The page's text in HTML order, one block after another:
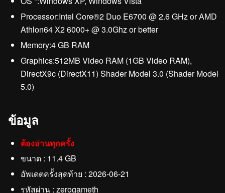
Processor:Intel Core®2 Duo E6700 @ 2.6 GHz or AMD
Athlon64 X2 6000+ @ 3.0Ghz or better
Memory:4 GB RAM
Graphics:512MB Video RAM (1GB Video RAM),
DirectX9c (DirectX11) Shader Model 3.0 (Shader Model
5.0)
ข้อมูล
ต้องอ่านทุกครั้ง
ขนาด : 11.4 GB
อัพเดตครั้งสุดท้าย : 2026-06-21
รหัสผ่าน : zerogameth